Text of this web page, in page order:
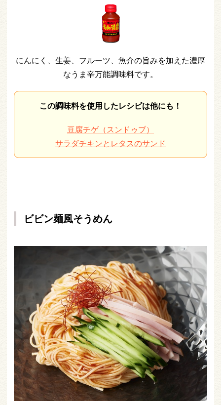
にんにく、生姜、フルーツ、魚介の旨みを加えた濃厚
なうま辛万能調味料です。
この調味料を使用したレシピは他にも！
豆腐チゲ（スンドゥブ）
サラダチキンとレタスのサンド
ビビン麺風そうめん